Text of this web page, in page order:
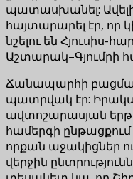
պատասխանել:
հայտարարել էր, որ
նշելու են
Աշտարակ–Գյումրի
Ճանապարհի բացման
պատրվակ էր:
ավտոշարասյան
համերգի
որքան աջակիցներ
վերջին